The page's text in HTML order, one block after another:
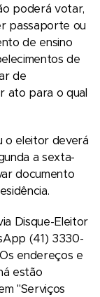
poderá votar,
passaporte ou
de ensino
de
de
ato para o qual
o eleitor deverá
a sexta-
documento
Disque-Eleitor
(41) 3330-
endereços e
estão
"Serviços